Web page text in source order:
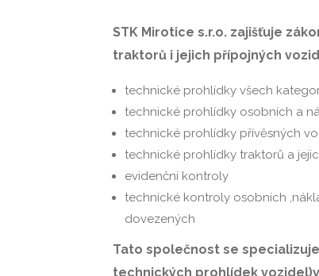
STK Mirotice s.r.o. zajišťuje
traktorů i jejich přípojných
technické prohlídky všech
technické prohlídky osobních a
technické prohlídky přívěsných
technické prohlídky traktorů a
evidenční kontroly
technické kontroly osobních
dovezených
Tato společnost se
technických prohlídek